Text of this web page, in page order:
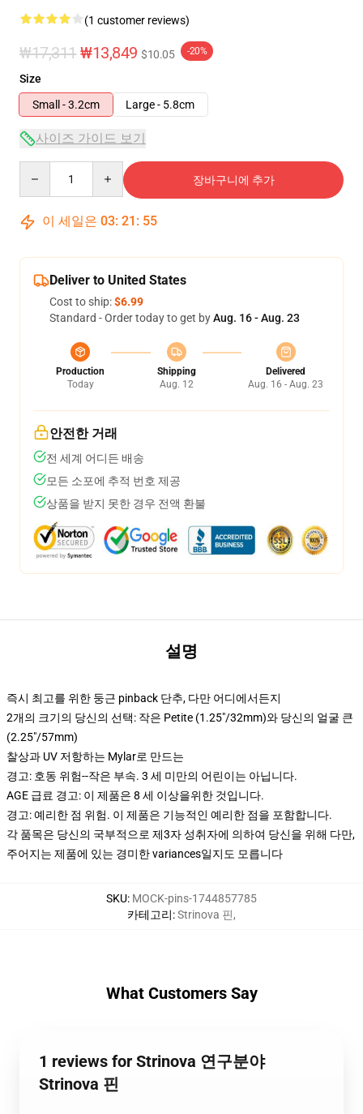
(1 customer reviews)
₩17,311 ₩13,849 $10.05 -20%
Size
Small - 3.2cm
Large - 5.8cm
사이즈 가이드 보기
장바구니에 추가
이 세일은 03: 21 : 55
Deliver to United States
Cost to ship:$6.99
Standard - Order today to get byAug. 16 - Aug. 23
Production
Today
Shipping
Aug. 12
Delivered
Aug. 16 - Aug. 23
안전한 거래
전 세계 어디든 배송
모든 소포에 추적 번호 제공
상품을 받지 못한 경우 전액 환불
설명
즉시 최고를 위한 둥근 pinback 단추, 다만 어디에서든지
2개의 크기의 당신의 선택: 작은 Petite (1.25"/32mm)와 당신의 얼굴 큰
(2.25"/57mm)
찰상과 UV 저항하는 Mylar로 만드는
경고: 호동 위험--작은 부속. 3 세 미만의 어린이는 아닙니다.
AGE 급료 경고: 이 제품은 8 세 이상을위한 것입니다.
경고: 예리한 점 위험. 이 제품은 기능적인 예리한 점을 포함합니다.
각 품목은 당신의 국부적으로 제3자 성취자에 의하여 당신을 위해 다만,
주어지는 제품에 있는 경미한 variances일지도 모릅니다
SKU: MOCK-pins-1744857785
카테고리:Strinova 핀,
What Customers Say
1 reviews for Strinova 연구분야
Strinova 핀